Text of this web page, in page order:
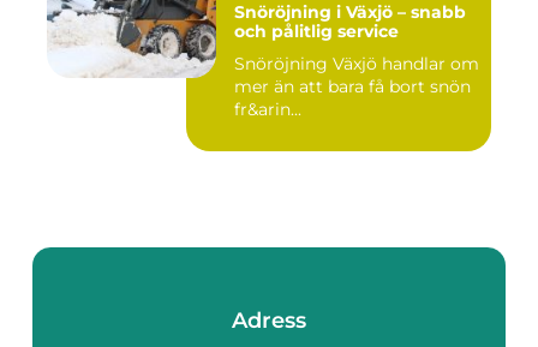
Snöröjning i Växjö – snabb
och pålitlig service
Snöröjning Växjö handlar om
mer än att bara få bort snön
fr&arin...
Adress